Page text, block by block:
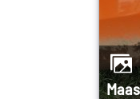
Maas en Kempen rit